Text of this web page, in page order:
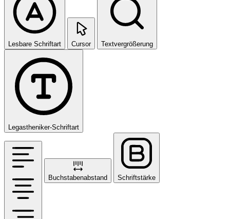
Lesbare Schriftart Cursor Textvergrößerung
Legastheniker-Schriftart
Buchstabenabstand Schriftstärke